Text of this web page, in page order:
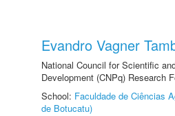
Evandro Vagner
National Council for Scientific
Development (CNPq) Research
School: Faculdade de Ciências
de Botucatu)